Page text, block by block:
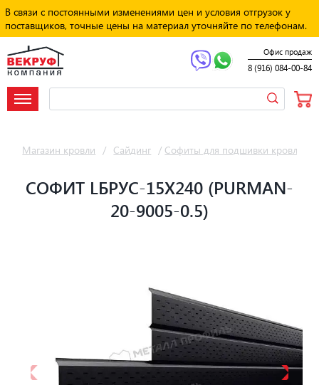
В связи с постоянными изменениями цен и условия отгрузок у
поставщиков, точные цены на материал уточняйте по телефонам.
Офис продаж
8 (916) 084-00-84
Магазин кровли / Сайдинг / Софиты для подшивки кровли
СОФИТ LБРУС-15Х240 (PURMAN-
20-9005-0.5)